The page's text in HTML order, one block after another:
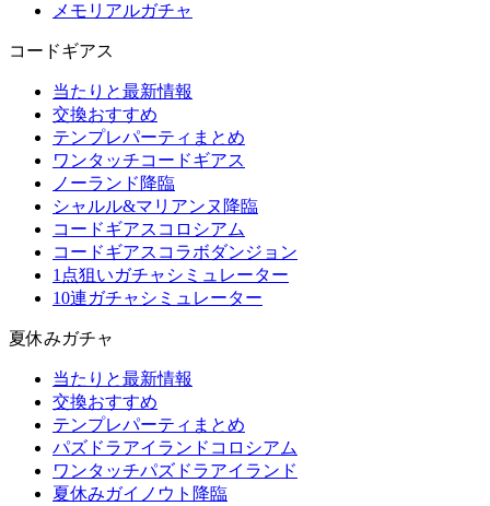
メモリアルガチャ
コードギアス
当たりと最新情報
交換おすすめ
テンプレパーティまとめ
ワンタッチコードギアス
ノーランド降臨
シャルル&マリアンヌ降臨
コードギアスコロシアム
コードギアスコラボダンジョン
1点狙いガチャシミュレーター
10連ガチャシミュレーター
夏休みガチャ
当たりと最新情報
交換おすすめ
テンプレパーティまとめ
パズドラアイランドコロシアム
ワンタッチパズドラアイランド
夏休みガイノウト降臨